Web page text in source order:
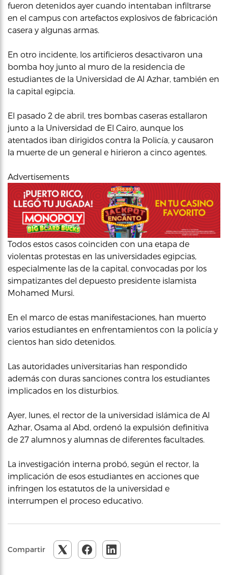
fueron detenidos ayer cuando intentaban infiltrarse
en el campus con artefactos explosivos de fabricación
casera y algunas armas.
En otro incidente, los artificieros desactivaron una
bomba hoy junto al muro de la residencia de
estudiantes de la Universidad de Al Azhar, también en
la capital egipcia.
El pasado 2 de abril, tres bombas caseras estallaron
junto a la Universidad de El Cairo, aunque los
atentados iban dirigidos contra la Policía, y causaron
la muerte de un general e hirieron a cinco agentes.
Advertisements
Todos estos casos coinciden con una etapa de
violentas protestas en las universidades egipcias,
especialmente las de la capital, convocadas por los
simpatizantes del depuesto presidente islamista
Mohamed Mursi.
En el marco de estas manifestaciones, han muerto
varios estudiantes en enfrentamientos con la policía y
cientos han sido detenidos.
Las autoridades universitarias han respondido
además con duras sanciones contra los estudiantes
implicados en los disturbios.
Ayer, lunes, el rector de la universidad islámica de Al
Azhar, Osama al Abd, ordenó la expulsión definitiva
de 27 alumnos y alumnas de diferentes facultades.
La investigación interna probó, según el rector, la
implicación de esos estudiantes en acciones que
infringen los estatutos de la universidad e
interrumpen el proceso educativo.
Compartir